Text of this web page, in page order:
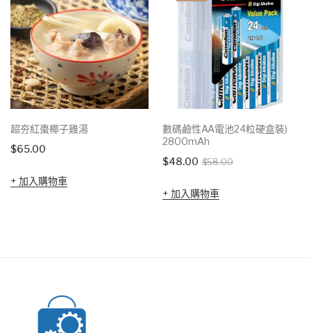
超夯紅棗椰子雞湯
$65.00
加入購物車
數碼鹼性AA電池24粒硬盒裝)
2800mAh
$58.00Original
$48.00
Current
加入購物車